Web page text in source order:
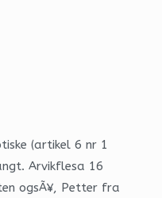
(artikel 6 nr 1
Arvikflesa 16
ogsÃ¥, Petter fra